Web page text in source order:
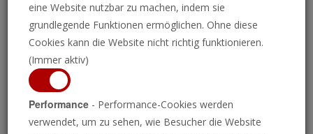
eine Website nutzbar zu machen, indem sie
grundlegende Funktionen ermöglichen. Ohne diese
Cookies kann die Website nicht richtig funktionieren.
(Immer aktiv)
Performance - Performance-Cookies werden
verwendet, um zu sehen, wie Besucher die Website